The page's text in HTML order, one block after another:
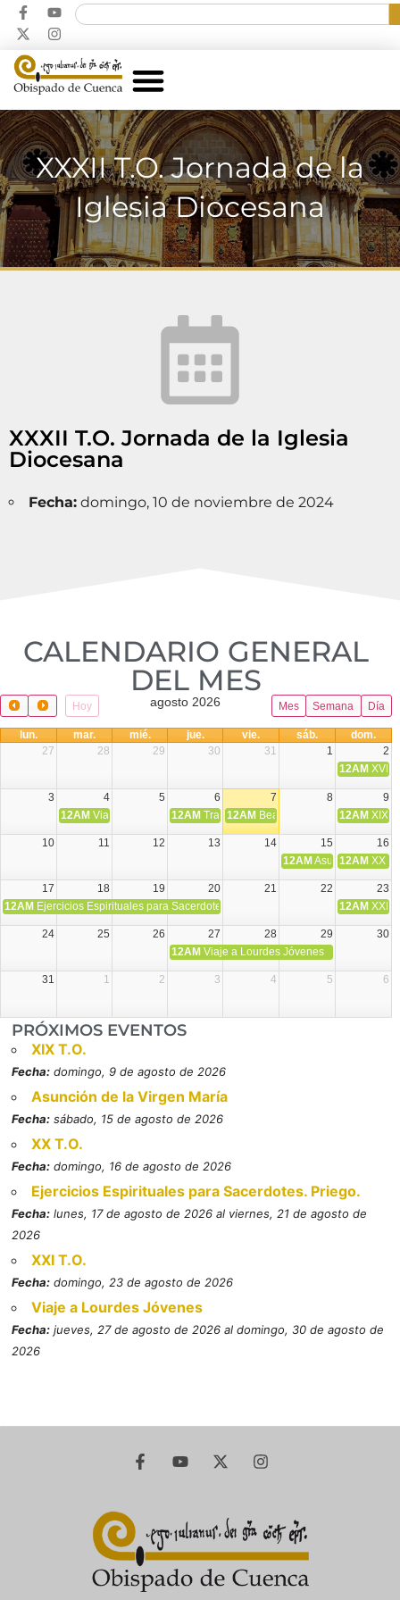
XXXII T.O. Jornada de la
Iglesia Diocesana
XXXII T.O. Jornada de la Iglesia
Diocesana
Fecha: domingo, 10 de noviembre de 2024
CALENDARIO GENERAL
DEL MES​
Hoy Mes Semana Día
agosto 2026
lun. mar. mié. jue. vie. sáb.
dom.
27
28 29 30 31 1
2
12AM XVIII
3 4 5 6 7 8
9
12AM Viaje Diocesano a Japón.
12AM Transfiguración del Señor
12AM Beatos Cruz Laplana,
12AM XIX
10 11 12 13 14 15
16
12AM Asunción de la
12AM XX
17 18 19 20 21 22
23
12AM Ejercicios Espirituales para Sacerdotes. Priego. 12AM XXI
24 25 26 27 28 29
30
12AM Viaje a Lourdes Jóvenes
31 1 2 3 4 5 6
PRÓXIMOS EVENTOS
XIX T.O.
Fecha: domingo, 9 de agosto de 2026
Asunción de la Virgen María
Fecha: sábado, 15 de agosto de 2026
XX T.O.
Fecha: domingo, 16 de agosto de 2026
Ejercicios Espirituales para Sacerdotes. Priego.
Fecha: lunes, 17 de agosto de 2026 al viernes, 21 de agosto de
2026
XXI T.O.
Fecha: domingo, 23 de agosto de 2026
Viaje a Lourdes Jóvenes
Fecha: jueves, 27 de agosto de 2026 al domingo, 30 de agosto de
2026